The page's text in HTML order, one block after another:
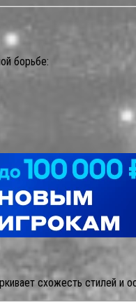
борьбе:
схожесть стилей и